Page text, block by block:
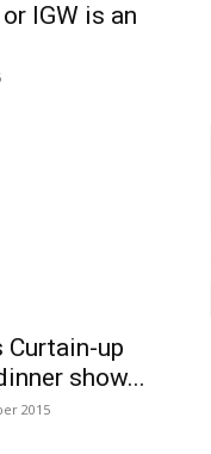
IGW is an
Curtain-up
show...
2015